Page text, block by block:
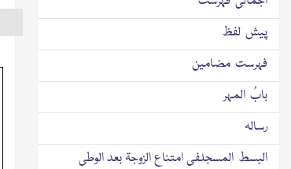
پیش لفظ
فہرست مضامین
بابُ المہر
رسالہ
البسط المسجلفی امتناع الزوجۃ بعد الوطی